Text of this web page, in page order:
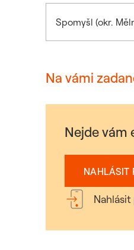
Na vámi
Nejde vám
NAHLÁSIT